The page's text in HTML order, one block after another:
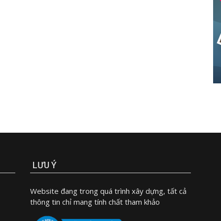
LƯU Ý
Website đang trong quá trình xây dựng, tất cả
thông tin chỉ mang tính chất tham khảo